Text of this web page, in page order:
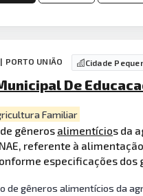
PORTO UNIÃO Cidade
De
Familiar
gêneros alimentícios da
referente à
especificações dos
de gêneros alimentícios da